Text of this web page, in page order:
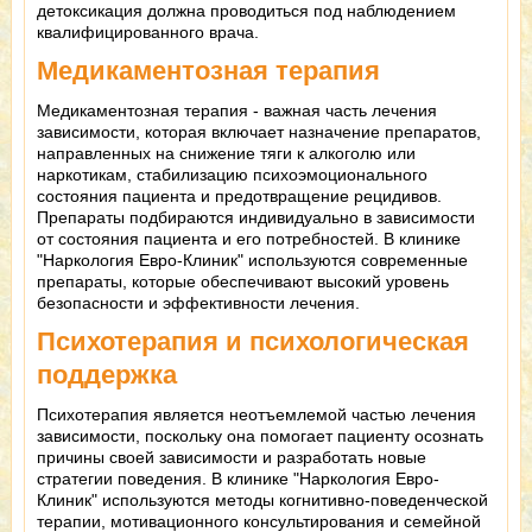
детоксикация должна проводиться под наблюдением
квалифицированного врача.
Медикаментозная терапия
Медикаментозная терапия - важная часть лечения
зависимости, которая включает назначение препаратов,
направленных на снижение тяги к алкоголю или
наркотикам, стабилизацию психоэмоционального
состояния пациента и предотвращение рецидивов.
Препараты подбираются индивидуально в зависимости
от состояния пациента и его потребностей. В клинике
"Наркология Евро-Клиник" используются современные
препараты, которые обеспечивают высокий уровень
безопасности и эффективности лечения.
Психотерапия и психологическая
поддержка
Психотерапия является неотъемлемой частью лечения
зависимости, поскольку она помогает пациенту осознать
причины своей зависимости и разработать новые
стратегии поведения. В клинике "Наркология Евро-
Клиник" используются методы когнитивно-поведенческой
терапии, мотивационного консультирования и семейной